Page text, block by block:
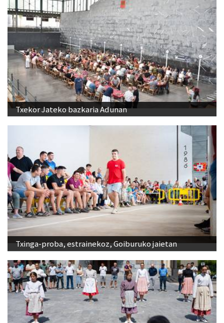
Txekor Jateko bazkaria Adunan
Txinga-proba, estrainekoz, Goiburuko jaietan